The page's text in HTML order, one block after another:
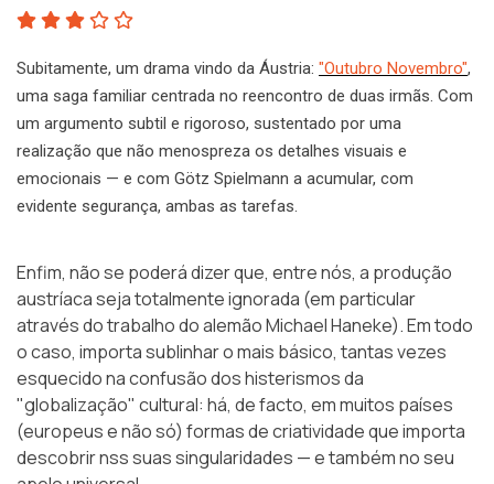
Subitamente, um drama vindo da Áustria: "Outubro Novembro",
uma saga familiar centrada no reencontro de duas irmãs. Com
um argumento subtil e rigoroso, sustentado por uma
realização que não menospreza os detalhes visuais e
emocionais — e com Götz Spielmann a acumular, com
evidente segurança, ambas as tarefas.
Enfim, não se poderá dizer que, entre nós, a produção
austríaca seja totalmente ignorada (em particular
através do trabalho do alemão Michael Haneke). Em todo
o caso, importa sublinhar o mais básico, tantas vezes
esquecido na confusão dos histerismos da
"globalização" cultural: há, de facto, em muitos países
(europeus e não só) formas de criatividade que importa
descobrir nss suas singularidades — e também no seu